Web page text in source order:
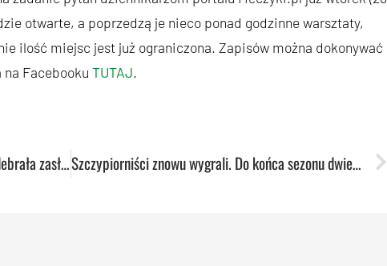
otwarte, a poprzedzą je nieco ponad godzinne warsztaty,
ilość miejsc jest już ograniczona. Zapisów można dokonywać
Facebooku TUTAJ.
Sezon zakończony sukcesem. Drużyna odebrała zasłużone gratulacje Szczypiorniści znowu wygrali. Do końca sezonu dwie kolejki